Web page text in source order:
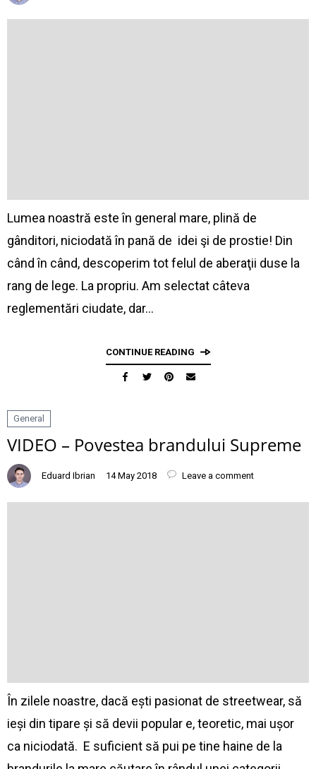
Lumea noastră este în general mare, plină de
gânditori, niciodată în pană de idei şi de prostie! Din
când în când, descoperim tot felul de aberaţii duse la
rang de lege. La propriu. Am selectat câteva
reglementări ciudate, dar…
CONTINUE READING
General
VIDEO – Povestea brandului Supreme
Eduard Ibrian 14 May 2018 Leave a comment
În zilele noastre, dacă ești pasionat de streetwear, să
ieși din tipare și să devii popular e, teoretic, mai ușor
ca niciodată. E suficient să pui pe tine haine de la